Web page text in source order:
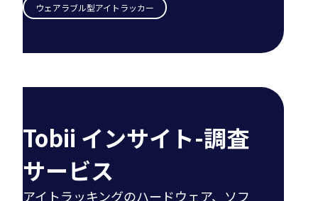
ウェアラブル型アイトラッカー
Tobii インサイト-調査
サービス
アイトラッキングのハードウェア、ソフ